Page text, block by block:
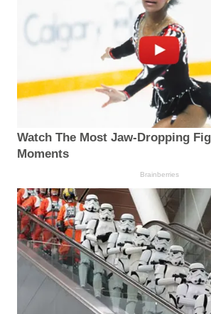
Watch The Most Jaw‑Dropping
Moments
Brainberries